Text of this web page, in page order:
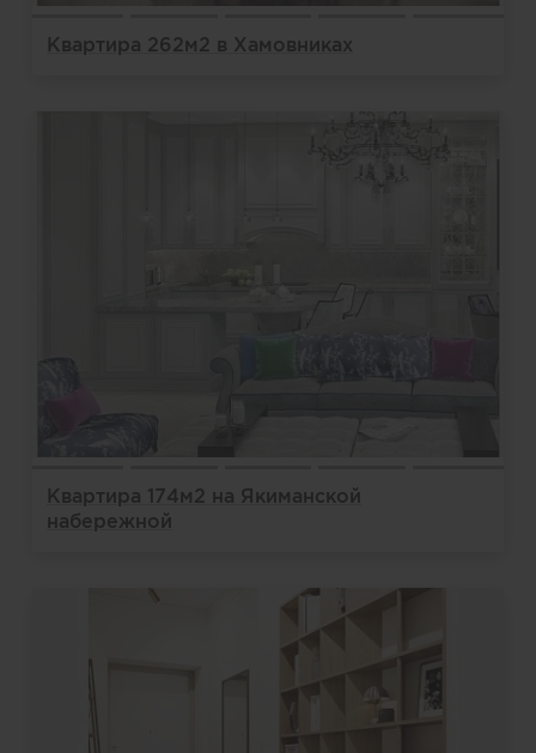
Квартира 262м2 в Хамовниках
Квартира 174м2 на Якиманской
набережной